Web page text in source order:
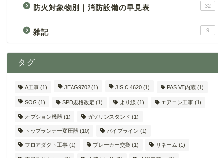
防火対象物別｜消防設備の早見表 32
雑記 9
タグ
A工事 (1) JEAG9702 (1) JIS C 4620 (1) PAS VT内蔵 (1)
SOG (1) SPD規格改定 (1) より線 (1) エアコン工事 (1)
オプション機器 (1) ガソリンスタンド (1)
トップランナー変圧器 (10) パイプライン (1)
フロアダクト工事 (1) ブレーカー交換 (1) リネーム (1)